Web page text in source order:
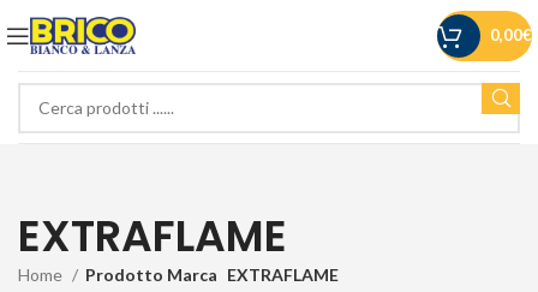
0,00€
EXTRAFLAME
Home Prodotto Marca EXTRAFLAME